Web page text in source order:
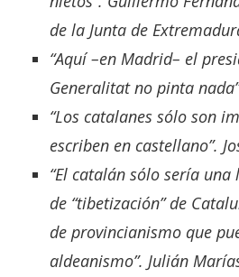
de la Junta de
“Aquí –en Madrid– el
Generalitat no pinta
“Los catalanes sólo son
escriben en castellano”.
“El catalán sólo sería
de “tibetización” de
de provincianismo que
aldeanismo”. Julián